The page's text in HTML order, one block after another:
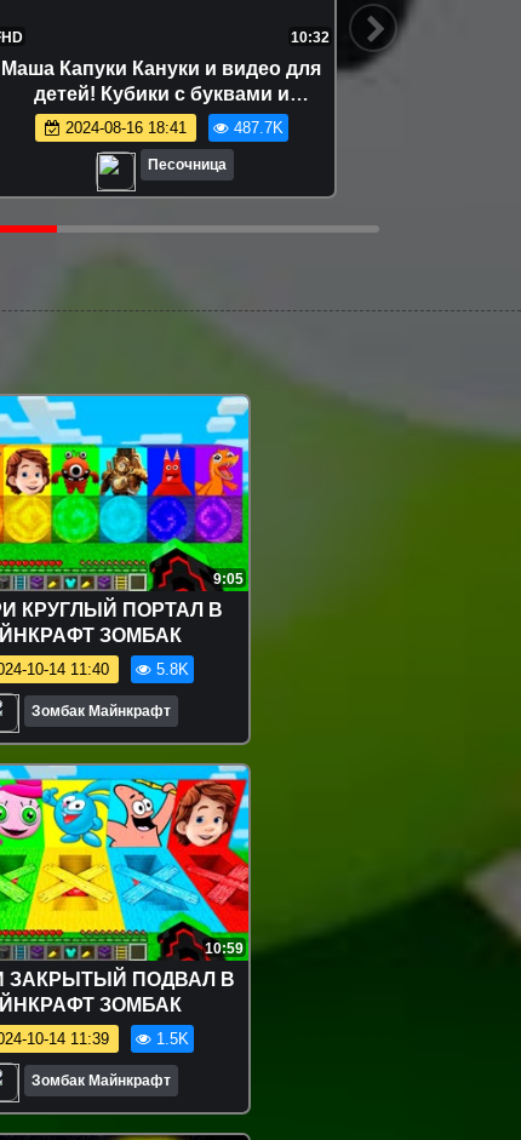
10:32
Маша Капуки Кануки и видео для
детей! Кубики с буквами и
машинки в песочнице
2024-08-16 18:41 487.7K
Песочница
9:05
КРУГЛЫЙ ПОРТАЛ В
ЗОМБАК
10-14 11:40 5.8K
Зомбак Майнкрафт
10:59
ЗАКРЫТЫЙ ПОДВАЛ В
ЗОМБАК
10-14 11:39 1.5K
Зомбак Майнкрафт